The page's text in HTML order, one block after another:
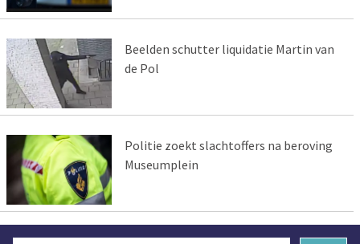
Beelden schutter liquidatie Martin van
de Pol
Politie zoekt slachtoffers na beroving
Museumplein